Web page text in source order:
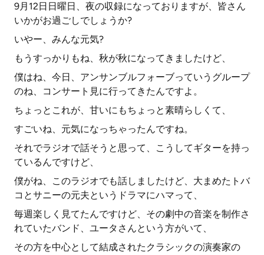
9月12日日曜日、夜の収録になっておりますが、皆さん
いかがお過ごしでしょうか?
いやー、みんな元気?
もうすっかりもね、秋が秋になってきましたけど、
僕はね、今日、アンサンブルフォーブっていうグループ
のね、コンサート見に行ってきたんですよ。
ちょっとこれが、甘いにもちょっと素晴らしくて、
すごいね、元気になっちゃったんですね。
それでラジオで話そうと思って、こうしてギターを持っ
ているんですけど、
僕がね、このラジオでも話しましたけど、大まめたトバ
コとサニーの元夫というドラマにハマって、
毎週楽しく見てたんですけど、その劇中の音楽を制作さ
れていたバンド、ユータさんという方がいて、
その方を中心として結成されたクラシックの演奏家の